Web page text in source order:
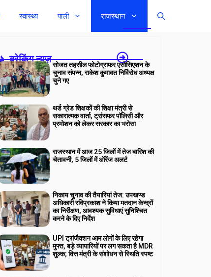
स्वास्थ्य पाली राजस्थान
ब्रेकिंग न्यूज़-सोजत तहसील फोटोग्राफर एसोसिएशन के
चुनाव संपन्न, राकेश कुमावत निर्विरोध अध्यक्ष
चुने गए
थर्ड ग्रेड शिक्षकों की शिक्षा मंत्री से
सकारात्मक वार्ता, ट्रांसफर पॉलिसी और
प्रमोशन को लेकर सरकार का भरोसा
राजस्थान में आज 25 जिलों में तेज बारिश की
चेतावनी, 5 जिलों में ऑरेंज अलर्ट
निकाय चुनाव की तैयारियां तेज: उपखण्ड
अधिकारी रविप्रकाश ने किया मतदान केन्द्रों
का निरीक्षण, आवश्यक सुविधाएं सुनिश्चित
करने के दिए निर्देश
UPI ट्रांजैक्शन आम लोगों के लिए रहेगा
मुफ्त, बड़े व्यापारियों पर लग सकता है MDR
शुल्क; वित्त मंत्री के संशोधन से स्थिति स्पष्ट